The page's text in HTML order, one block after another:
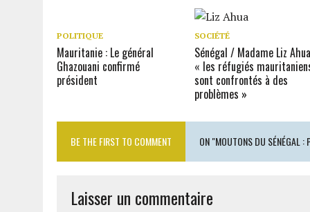
POLITIQUE
Mauritanie : Le général
Ghazouani confirmé
président
SOCIÉTÉ
Sénégal / Madame Liz
« les réfugiés
sont confrontés à des
problèmes »
BE THE FIRST TO COMMENT ON "MOUTONS DU SÉNÉGAL :
Laisser un commentaire